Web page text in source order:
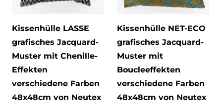
Kissenhülle LASSE
grafisches Jacquard-
Muster mit Chenille-
Effekten
verschiedene Farben
48x48cm von Neutex
Kissenhülle NET-ECO
grafisches Jacquard-
Muster mit
Boucleeffekten
verschiedene Farben
48x48cm von Neutex